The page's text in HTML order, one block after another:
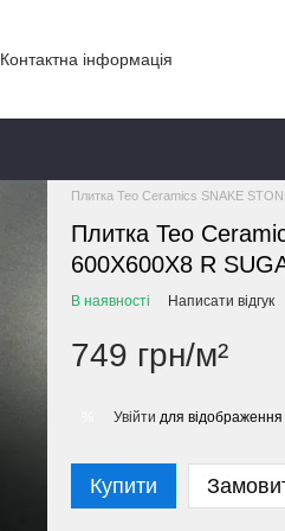
Контактна інформація
Плитка Teo Ceramics SNAKE
Плитка Teo
600X600X8 R
В наявності Написати відгук
749 грн/м²
Увійти для відображення
Купити